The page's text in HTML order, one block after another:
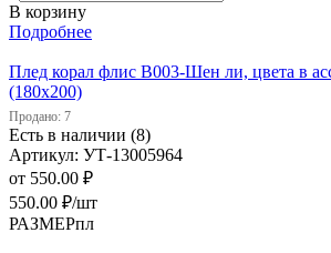
В корзину
Подробнее
Плед корал флис В003-Шен ли, цвета в
(180х200)
Продано: 7
Есть в наличии (8)
Артикул: УТ-13005964
от 550.00 ₽
550.00 ₽/шт
РАЗМЕРпл